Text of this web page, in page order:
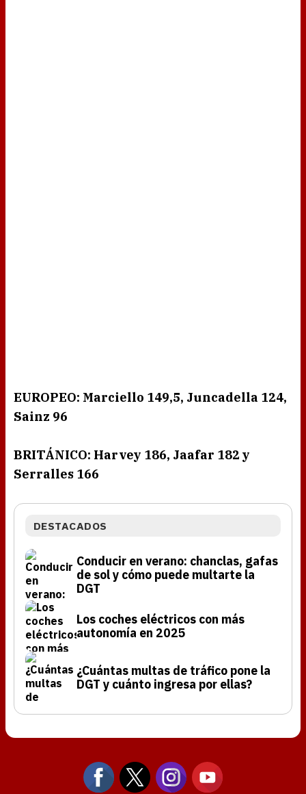
EUROPEO: Marciello 149,5, Juncadella 124,
Sainz 96
BRITÁNICO: Harvey 186, Jaafar 182 y
Serralles 166
DESTACADOS
Conducir en verano: chanclas, gafas
de sol y cómo puede multarte la
DGT
Los coches eléctricos con más
autonomía en 2025
¿Cuántas multas de tráfico pone la
DGT y cuánto ingresa por ellas?